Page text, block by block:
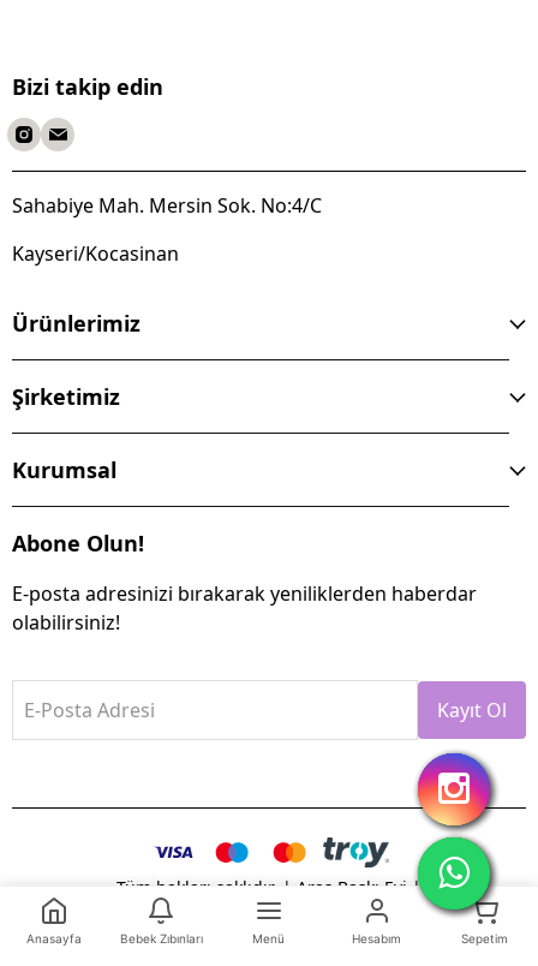
Bizi takip edin
Sahabiye Mah. Mersin Sok. No:4/C
Kayseri/Kocasinan
Ürünlerimiz
Şirketimiz
Kurumsal
Abone Olun!
E-posta adresinizi bırakarak yeniliklerden haberdar
olabilirsiniz!
E-Posta Adresi Kayıt Ol
Tüm hakları saklıdır. | Aras Baskı Evi |
Anasayfa Bebek Zıbınları Menü Hesabım Sepetim